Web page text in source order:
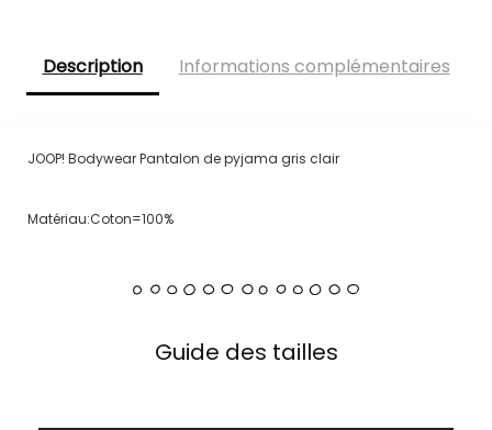
Description Informations complémentaires
JOOP! Bodywear Pantalon de pyjama gris clair
Matériau:Coton=100%
Guide des tailles